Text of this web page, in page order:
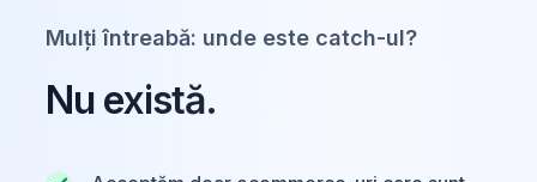
Mulți întreabă: unde este catch-ul?
Nu există.